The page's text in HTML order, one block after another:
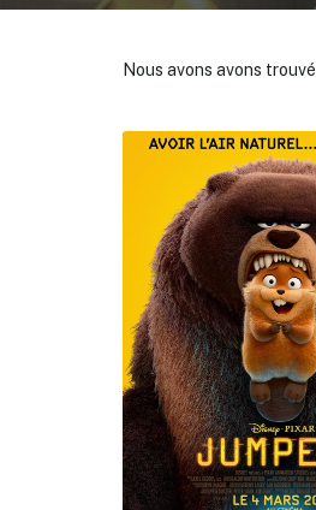
Nous avons avons trouvé
✕